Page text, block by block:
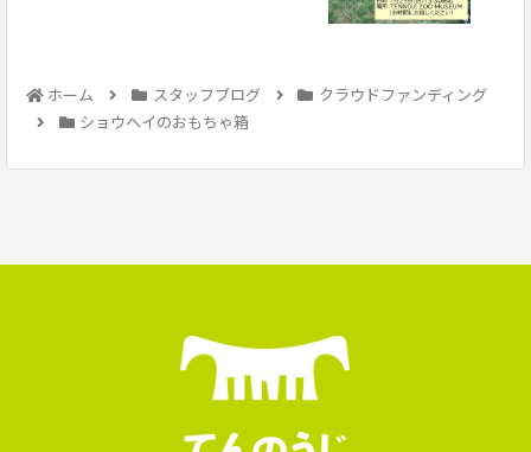
ホーム スタッフブログ
クラウドファンディング
ショウヘイのおもちゃ箱